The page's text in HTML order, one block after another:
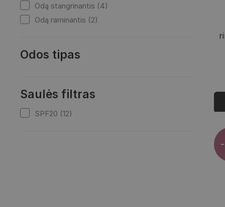
Odą stangrinantis (4)
Odą raminantis (2)
Odos tipas
Saulės filtras
SPF20 (12)